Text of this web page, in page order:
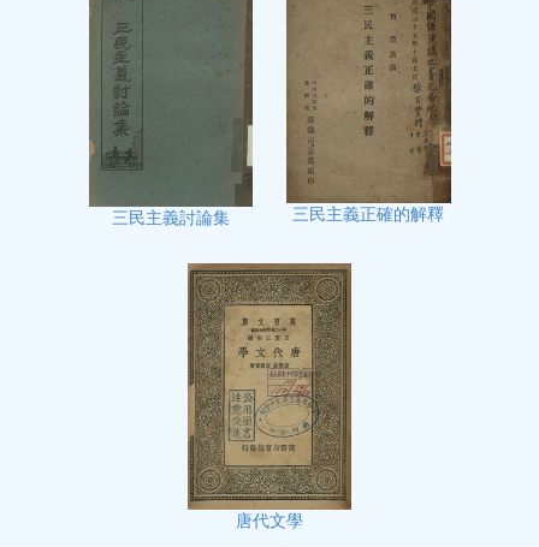
三民主義討論集 三民主義正確的解釋
唐代文學